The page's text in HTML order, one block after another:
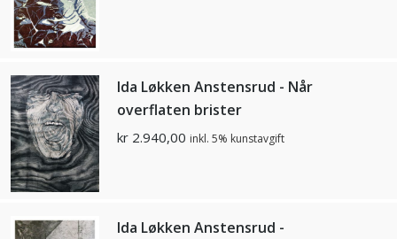
Ida Løkken Anstensrud - Når
overflaten brister
kr 2.940,00 inkl. 5% kunstavgift
Ida Løkken Anstensrud -